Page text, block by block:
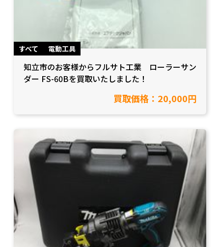
すべて 電動工具
知立市のお客様からフルサト工業 ローラーサン
ダー FS-60Bを買取いたしました！
買取価格：20,000円